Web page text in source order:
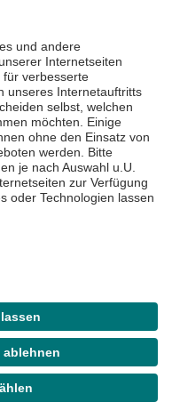
KGaA 2026